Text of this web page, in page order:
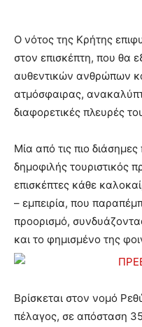
Ο νότος της Κρήτης
στον επισκέπτη, που θα
αυθεντικών ανθρώπων
ατμόσφαιρας,
διαφορετικές πλευρές
Μία από τις πιο
δημοφιλής τουριστικός
επισκέπτες κάθε
– εμπειρία, που
προορισμό,
και το φημισμένο της
Βρίσκεται στον νομό
πέλαγος, σε απόσταση